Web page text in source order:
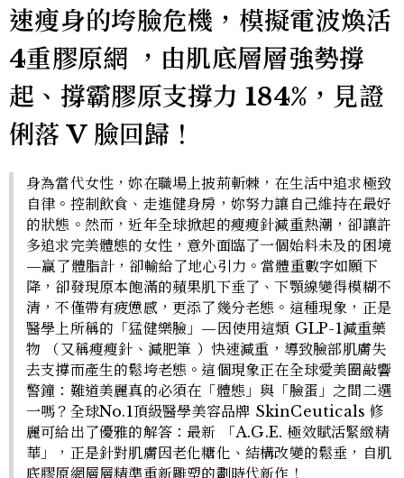
速瘦身的垮臉危機，模擬電波煥活
4重膠原網 ，由肌底層層強勢撐
起、撐霸膠原支撐力 184%，見證
俐落 V 臉回歸！
身為當代女性，妳在職場上披荊斬棘，在生活中追求極致
自律。控制飲食、走進健身房，妳努力讓自己維持在最好
的狀態。然而，近年全球掀起的瘦瘦針減重熱潮，卻讓許
多追求完美體態的女性，意外面臨了一個始料未及的困境
—贏了體脂計，卻輸給了地心引力。當體重數字如願下
降，卻發現原本飽滿的蘋果肌下垂了、下顎線變得模糊不
清，不僅帶有疲憊感，更添了幾分老態。這種現象，正是
醫學上所稱的「猛健樂臉」—因使用這類 GLP-1減重藥
物 （又稱瘦瘦針、減肥筆 ）快速減重，導致臉部肌膚失
去支撐而產生的鬆垮老態。這個現象正在全球愛美圈敲響
警鐘：難道美麗真的必須在「體態」與「臉蛋」之間二選
一嗎？全球No.1頂級醫學美容品牌 SkinCeuticals 修
麗可給出了優雅的解答：最新 「A.G.E. 極效賦活緊緻精
華」，正是針對肌膚因老化糖化、結構改變的鬆垂，自肌
底膠原網層層精準重新雕塑的劃時代新作！